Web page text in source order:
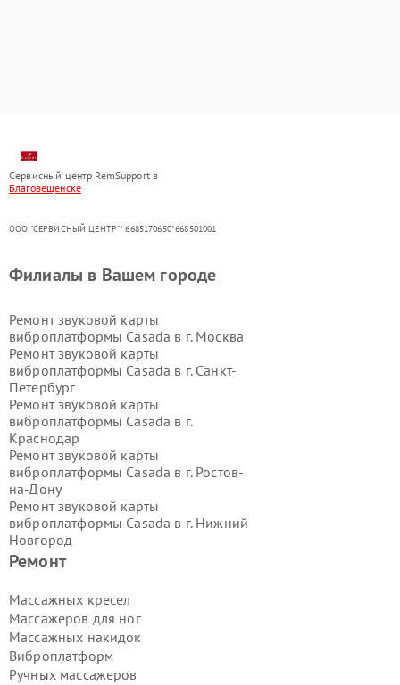
Сервисный центр RemSupport в
Благовещенске
ООО "СЕРВИСНЫЙ ЦЕНТР"* 6685170650*668501001
Ремонт
Массажных кресел
Массажеров для ног
Массажных накидок
Виброплатформ
Ручных массажеров
Филиалы в Вашем городе
Ремонт звуковой карты
виброплатформы Casada в г. Москва
Ремонт звуковой карты
виброплатформы Casada в г. Санкт-
Петербург
Ремонт звуковой карты
виброплатформы Casada в г.
Краснодар
Ремонт звуковой карты
виброплатформы Casada в г. Ростов-
на-Дону
Ремонт звуковой карты
виброплатформы Casada в г. Нижний
Новгород
Ремонт звуковой карты
Новосибирск
Ремонт звуковой карты
виброплатформы Casada в г.
Екатеринбург
Ремонт звуковой карты
виброплатформы Casada в г.